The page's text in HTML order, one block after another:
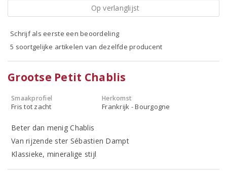
Op verlanglijst
Schrijf als eerste een beoordeling
5 soortgelijke artikelen van dezelfde producent
Grootse Petit Chablis
Smaakprofiel
Fris tot zacht
Herkomst
Frankrijk - Bourgogne
Beter dan menig Chablis
Van rijzende ster Sébastien Dampt
Klassieke, mineralige stijl